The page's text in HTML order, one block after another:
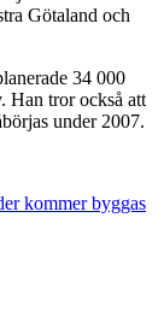
Götaland och
34 000
Han tror också att
under 2007.
kommer byggas